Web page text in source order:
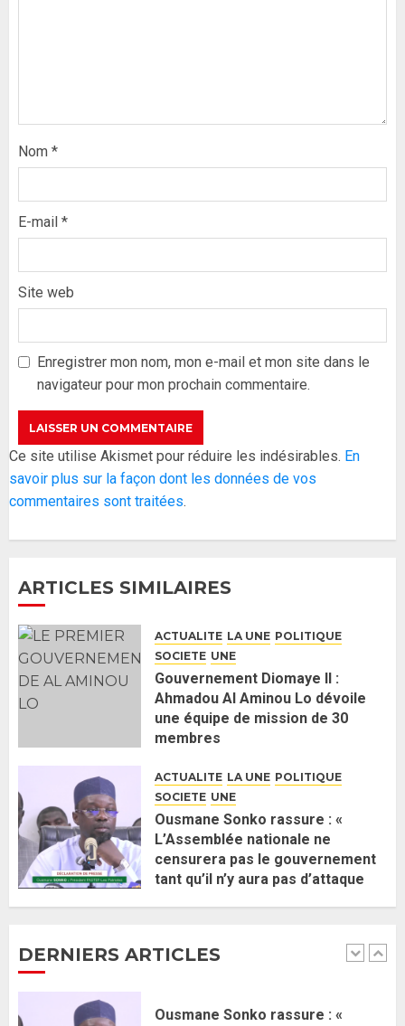
Nom *
E-mail *
Site web
Enregistrer mon nom, mon e-mail et mon site dans le
navigateur pour mon prochain commentaire.
Ce site utilise Akismet pour réduire les indésirables. En
savoir plus sur la façon dont les données de vos
commentaires sont traitées.
ARTICLES SIMILAIRES
ACTUALITE LA UNE POLITIQUE
SOCIETE UNE
Gouvernement Diomaye II :
Ahmadou Al Aminou Lo dévoile
une équipe de mission de 30
membres
ACTUALITE LA UNE POLITIQUE
SOCIETE UNE
Ousmane Sonko rassure : «
L’Assemblée nationale ne
censurera pas le gouvernement
tant qu’il n’y aura pas d’attaque
DERNIERS ARTICLES
Formation du nouveau
ses lignes rouges et met en
garde ses responsables
26 MAI 2026 0
4
Réintégration de Sonko à
l’Assemblée nationale : Adji
Mergane Kanouté défend la
5
J’espère me tromper »
26 MAI 2026
1
Gouvernement Diomaye II :
une équipe de mission de 30
membres
2 JUIN 2026 0
2
Ousmane Sonko rassure : «
politique contre Pastef »
Formation du nouveau